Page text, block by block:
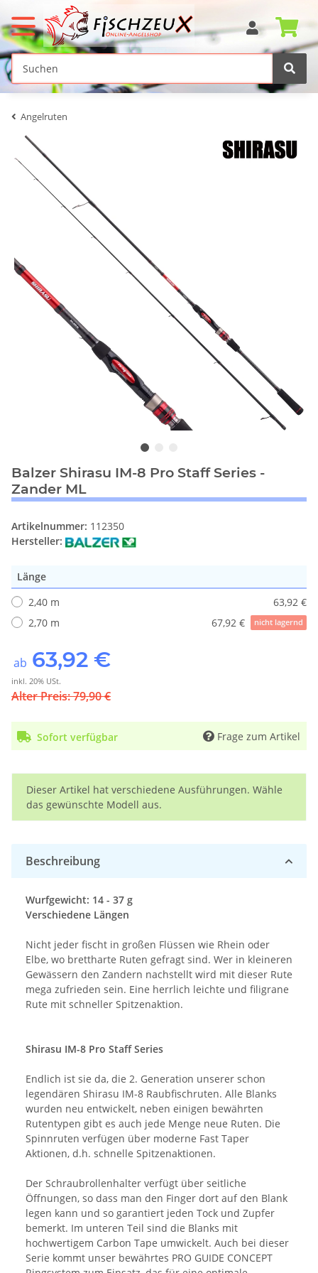
Angelruten
Balzer Shirasu IM-8 Pro Staff Series -
Zander ML
Artikelnummer: 112350
Hersteller:
Länge
2,40 m
63,92 €
2,70 m
67,92 € nicht lagernd
ab 63,92 €
inkl. 20% USt.
Alter Preis: 79,90 €
Sofort verfügbar Frage zum Artikel
x
Dieser Artikel hat verschiedene Ausführungen. Wähle
das gewünschte Modell aus.
Beschreibung
Wurfgewicht: 14 - 37 g
Verschiedene Längen
Nicht jeder fischt in großen Flüssen wie Rhein oder
Elbe, wo brettharte Ruten gefragt sind. Wer in kleineren
Gewässern den Zandern nachstellt wird mit dieser Rute
mega zufrieden sein. Eine herrlich leichte und filigrane
Rute mit schneller Spitzenaktion.
Shirasu IM-8 Pro Staff Series
Endlich ist sie da, die 2. Generation unserer schon
legendären Shirasu IM-8 Raubfischruten. Alle Blanks
wurden neu entwickelt, neben einigen bewährten
Rutentypen gibt es auch jede Menge neue Ruten. Die
Spinnruten verfügen über moderne Fast Taper
Aktionen, d.h. schnelle Spitzenaktionen.
Der Schraubrollenhalter verfügt über seitliche
Öffnungen, so dass man den Finger dort auf den Blank
legen kann und so garantiert jeden Tock und Zupfer
bemerkt. Im unteren Teil sind die Blanks mit
hochwertigem Carbon Tape umwickelt. Auch bei dieser
Serie kommt unser bewährtes PRO GUIDE CONCEPT